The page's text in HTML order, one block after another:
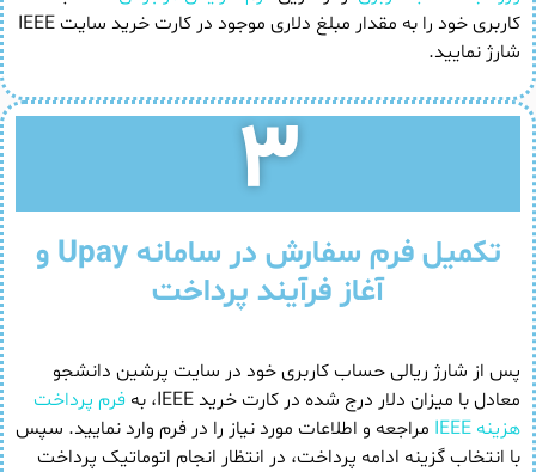
کاربری خود را به مقدار مبلغ دلاری موجود در کارت خرید سایت IEEE
شارژ نمایید.
۳
تکمیل فرم سفارش در سامانه Upay و
آغاز فرآیند پرداخت
پس از شارژ ریالی حساب کاربری خود در سایت پرشین دانشجو
معادل با میزان دلار درج شده در کارت خرید IEEE، به
فرم پرداخت
هزینه IEEE
مراجعه و اطلاعات مورد نیاز را در فرم وارد نمایید. سپس
با انتخاب گزینه ادامه پرداخت، در انتظار انجام اتوماتیک پرداخت